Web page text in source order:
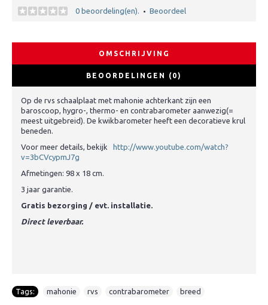
0 beoordeling(en). • Beoordeel
OMSCHRIJVING
BEOORDELINGEN (0)
Op de rvs schaalplaat met mahonie achterkant zijn een
baroscoop, hygro-, thermo- en contrabarometer aanwezig(=
meest uitgebreid). De kwikbarometer heeft een decoratieve krul
beneden.
Voor meer details, bekijk
http://www.youtube.com/watch?
v=3bCVcypmJ7g
Afmetingen: 98 x 18 cm.
3 jaar garantie.
Gratis bezorging / evt. installatie.
Direct leverbaar.
Tags: mahonie rvs contrabarometer breed